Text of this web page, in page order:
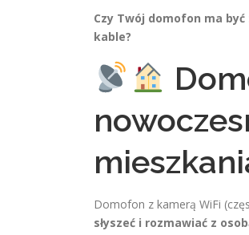
Czy Twój domofon ma
kable?
Domofon z kamerą WiFi
słyszeć i rozmawiać z